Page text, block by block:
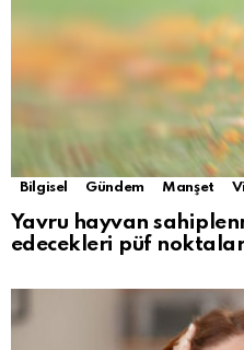
Bilgisel Gündem Manşet
Yavru hayvan
edecekleri püf